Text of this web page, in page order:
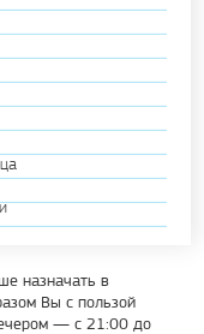
назначать в
Вы с пользой
— с 21:00 до